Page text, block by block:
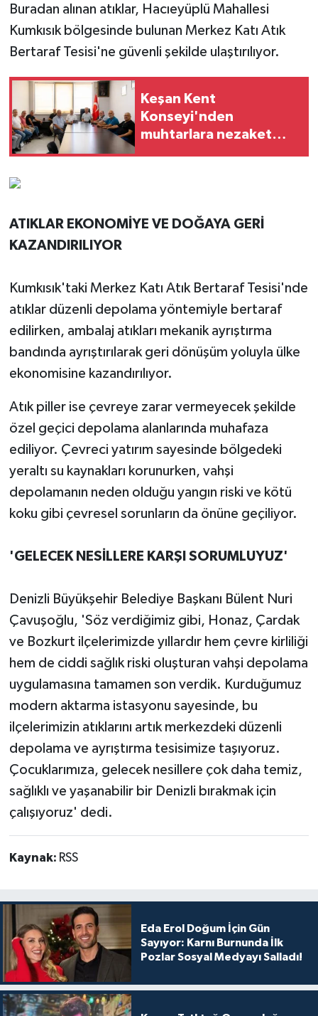
Buradan alınan atıklar, Hacıeyüplü Mahallesi
Kumkısık bölgesinde bulunan Merkez Katı Atık
Bertaraf Tesisi'ne güvenli şekilde ulaştırılıyor.
Keşan Kent
Konseyi'nden
muhtarlara nezaket
ATIKLAR EKONOMİYE VE DOĞAYA GERİ
KAZANDIRILIYOR
Kumkısık'taki Merkez Katı Atık Bertaraf Tesisi'nde
atıklar düzenli depolama yöntemiyle bertaraf
edilirken, ambalaj atıkları mekanik ayrıştırma
bandında ayrıştırılarak geri dönüşüm yoluyla ülke
ekonomisine kazandırılıyor.
Atık piller ise çevreye zarar vermeyecek şekilde
özel geçici depolama alanlarında muhafaza
ediliyor. Çevreci yatırım sayesinde bölgedeki
yeraltı su kaynakları korunurken, vahşi
depolamanın neden olduğu yangın riski ve kötü
koku gibi çevresel sorunların da önüne geçiliyor.
'GELECEK NESİLLERE KARŞI SORUMLUYUZ'
Denizli Büyükşehir Belediye Başkanı Bülent Nuri
Çavuşoğlu, 'Söz verdiğimiz gibi, Honaz, Çardak
ve Bozkurt ilçelerimizde yıllardır hem çevre kirliliği
hem de ciddi sağlık riski oluşturan vahşi depolama
uygulamasına tamamen son verdik. Kurduğumuz
modern aktarma istasyonu sayesinde, bu
ilçelerimizin atıklarını artık merkezdeki düzenli
depolama ve ayrıştırma tesisimize taşıyoruz.
Çocuklarımıza, gelecek nesillere çok daha temiz,
sağlıklı ve yaşanabilir bir Denizli bırakmak için
çalışıyoruz' dedi.
Kaynak: RSS
Eda Erol Doğum İçin Gün
Sayıyor: Karnı Burnunda İlk
Pozlar Sosyal Medyayı Salladı!